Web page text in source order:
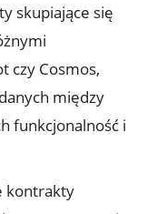
‍skupiające się
czy Cosmos,
między
funkcjonalność i
kontrakty